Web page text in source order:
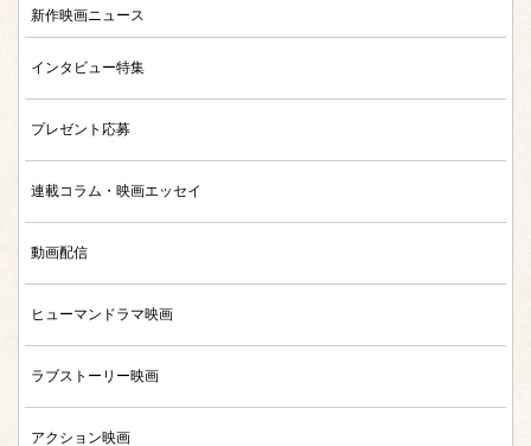
新作映画ニュース
インタビュー特集
プレゼント応募
連載コラム・映画エッセイ
動画配信
ヒューマンドラマ映画
ラブストーリー映画
アクション映画